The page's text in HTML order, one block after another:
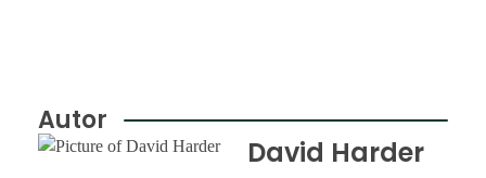
Autor
David Harder